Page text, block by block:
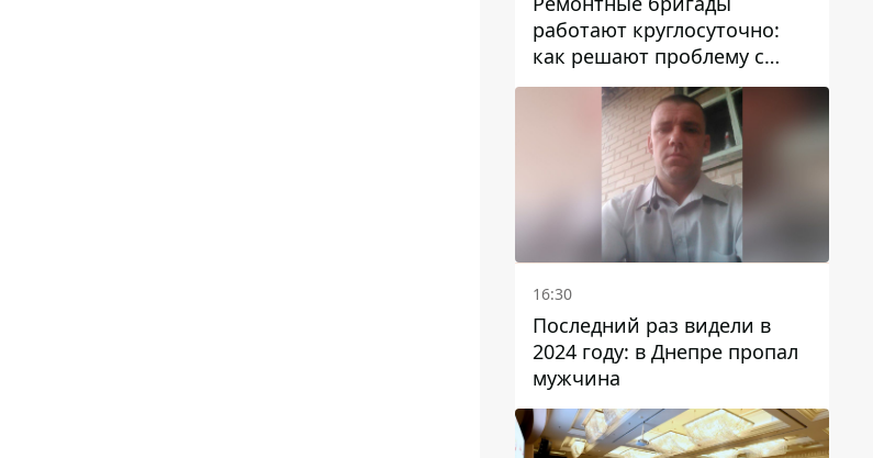
работают круглосуточно:
как решают проблему с
водой в Марганецкой
громаде
16:30
Последний раз видели в
2024 году: в Днепре пропал
мужчина